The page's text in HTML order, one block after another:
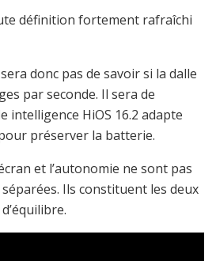
définition fortement rafraîchi
donc pas de savoir si la dalle
par seconde. Il sera de
intelligence HiOS 16.2 adapte
préserver la batterie.
et l’autonomie ne sont pas
Ils constituent les deux